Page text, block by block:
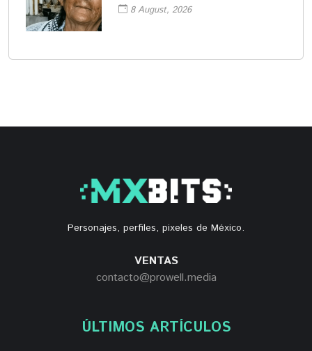
8 August, 2026
Personajes, perfiles, pixeles de México.
VENTAS
contacto@prowell.media
ÚLTIMOS ARTÍCULOS